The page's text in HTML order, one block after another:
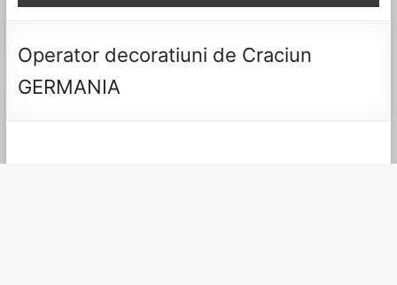
Operator decoratiuni de Craciun
GERMANIA